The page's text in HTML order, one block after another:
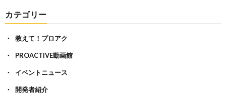
カテゴリー
教えて！プロアク
PROACTIVE動画館
イベントニュース
開発者紹介